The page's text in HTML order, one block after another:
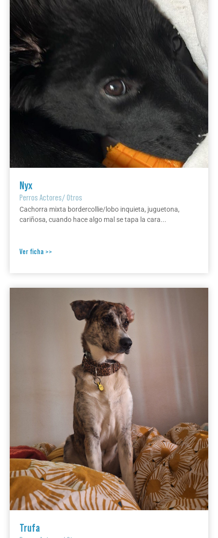
Nyx
Perros Actores/Otros
Cachorra mixta bordercollie/lobo inquieta, juguetona,
cariñosa, cuando hace algo mal se tapa la cara...
Ver ficha >>
Trufa